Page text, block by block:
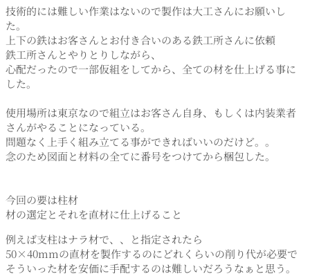
技術的には難しい作業はないので製作は大工さんにお願いし
た。
上下の鉄はお客さんとお付き合いのある鉄工所さんに依頼
鉄工所さんとやりとりしながら、
心配だったので一部仮組をしてから、全ての材を仕上げる事に
した。
使用場所は東京なので組立はお客さん自身、もしくは内装業者
さんがやることになっている。
問題なく上手く組み立てる事ができればいいのだけど。。
念のため図面と材料の全てに番号をつけてから梱包した。
今回の要は柱材
材の選定とそれを直材に仕上げること
例えば支柱はナラ材で、、と指定されたら
50×40mmの直材を製作するのにどれくらいの削り代が必要で
そういった材を安価に手配するのは難しいだろうなぁと思う。